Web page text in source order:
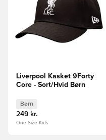
Liverpool Kasket 9Forty
Core - Sort/Hvid Børn
Børn
249 kr.
One Size Kids